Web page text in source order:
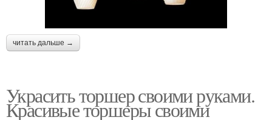
читать дальше →
Украсить торшер своими руками.
Красивые торшеры своими